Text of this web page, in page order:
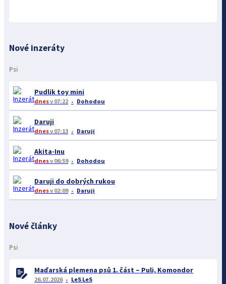
Nové inzeráty
Psi
Pudlik toy mini
dnesv 07:22 Dohodou
Daruji
dnesv 07:13 Daruji
Akita-Inu
dnesv 06:59 Dohodou
Daruji do dobrých rukou
dnesv 02:09 Daruji
Nové články
Psi
Maďarská plemena psů 1. část – Puli, Komondor
26.07.2026 LeS LeS